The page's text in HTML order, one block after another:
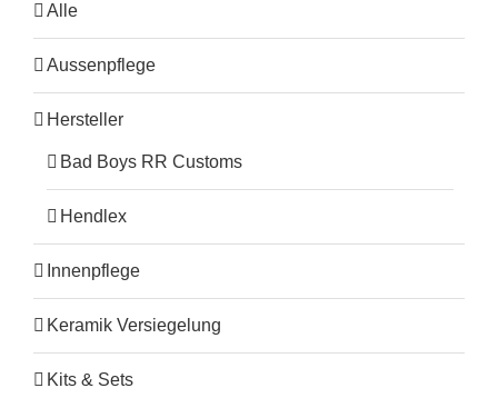
Alle
Aussenpflege
Hersteller
Bad Boys RR Customs
Hendlex
Innenpflege
Keramik Versiegelung
Kits & Sets